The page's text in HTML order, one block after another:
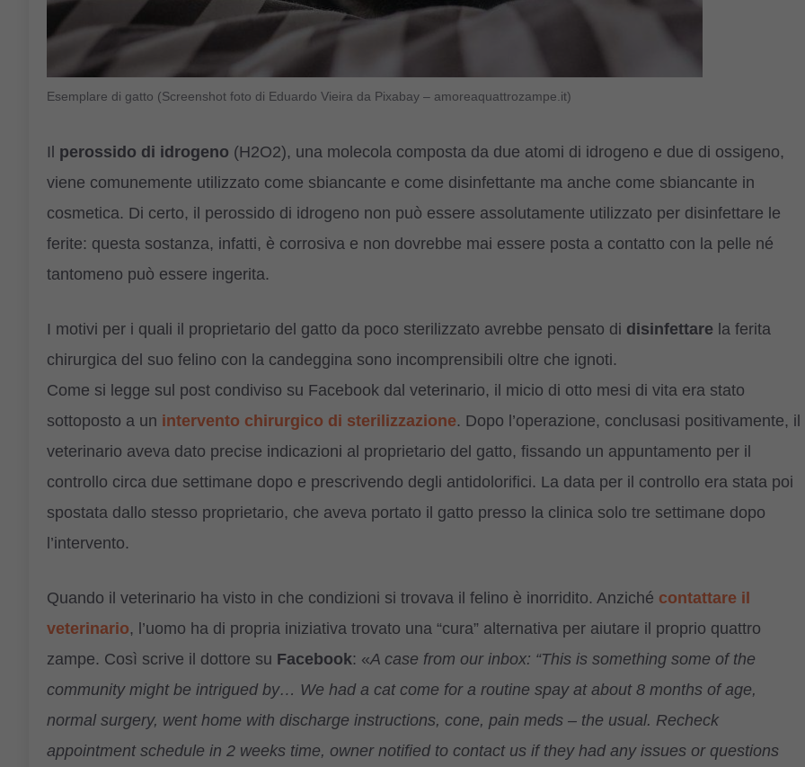
Esemplare di gatto (Screenshot foto di Eduardo Vieira da Pixabay – amoreaquattrozampe.it)
Il perossido di idrogeno (H2O2), una molecola composta da due atomi di idrogeno e due di ossigeno,
viene comunemente utilizzato come sbiancante e come disinfettante ma anche come sbiancante in
cosmetica. Di certo, il perossido di idrogeno non può essere assolutamente utilizzato per disinfettare le
ferite: questa sostanza, infatti, è corrosiva e non dovrebbe mai essere posta a contatto con la pelle né
tantomeno può essere ingerita.
I motivi per i quali il proprietario del gatto da poco sterilizzato avrebbe pensato di disinfettare la ferita
chirurgica del suo felino con la candeggina sono incomprensibili oltre che ignoti.
Come si legge sul post condiviso su Facebook dal veterinario, il micio di otto mesi di vita era stato
sottoposto a un intervento chirurgico di sterilizzazione. Dopo l’operazione, conclusasi positivamente, il
veterinario aveva dato precise indicazioni al proprietario del gatto, fissando un appuntamento per il
controllo circa due settimane dopo e prescrivendo degli antidolorifici. La data per il controllo era stata poi
spostata dallo stesso proprietario, che aveva portato il gatto presso la clinica solo tre settimane dopo
l’intervento.
Quando il veterinario ha visto in che condizioni si trovava il felino è inorridito. Anziché contattare il
veterinario, l’uomo ha di propria iniziativa trovato una “cura” alternativa per aiutare il proprio quattro
zampe. Così scrive il dottore su Facebook: «A case from our inbox: “This is something some of the
community might be intrigued by… We had a cat come for a routine spay at about 8 months of age,
normal surgery, went home with discharge instructions, cone, pain meds – the usual. Recheck
appointment schedule in 2 weeks time, owner notified to contact us if they had any issues or questions